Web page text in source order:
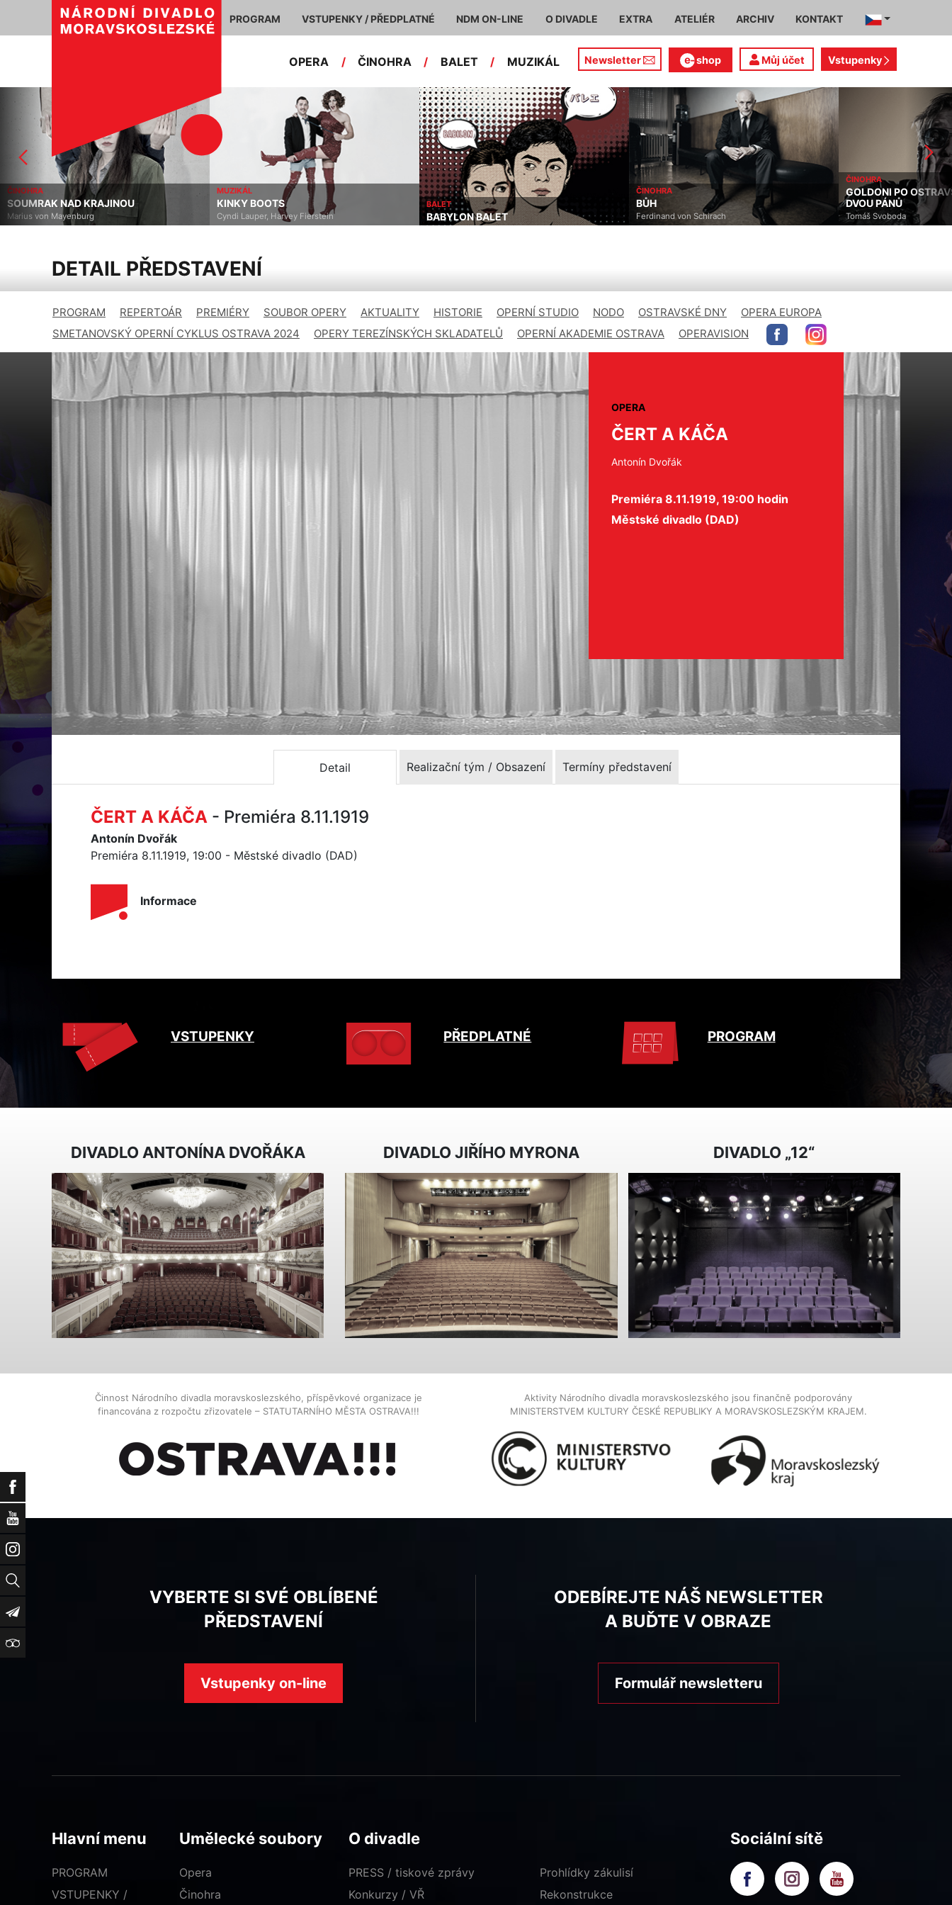
Facebook
YouTube
Instagram
Vyhledat
Newsletter
TripAdvisor
PROGRAM VSTUPENKY / PŘEDPLATNÉ NDM ON-LINE O DIVADLE EXTRA ATELIÉR ARCHIV KONTAKT
OPERA / ČINOHRA / BALET / MUZIKÁL Newsletter shop Můj účet Vstupenky
ČINOHRA
SOUMRAK NAD KRAJINOU
Marius von Mayenburg
MUZIKÁL
KINKY BOOTS
Cyndi Lauper, Harvey Fierstein
BALET
BABYLON BALET
ČINOHRA
BŮH
Ferdinand von Schirach
ČINOHRA
GOLDONI PO
DVOU PÁNŮ
Tomáš Svoboda
DETAIL PŘEDSTAVENÍ
PROGRAM REPERTOÁR PREMIÉRY SOUBOR OPERY AKTUALITY HISTORIE OPERNÍ STUDIO NODO OSTRAVSKÉ DNY
OPERA EUROPA
SMETANOVSKÝ OPERNÍ CYKLUS OSTRAVA 2024
OPERY TEREZÍNSKÝCH SKLADATELŮ OPERNÍ AKADEMIE OSTRAVA OPERAVISION
OPERA
ČERT A KÁČA
Antonín Dvořák
Premiéra 8.11.1919, 19:00 hodin
Městské divadlo (DAD)
Detail Realizační tým / Obsazení Termíny představení
ČERT A KÁČA - Premiéra 8.11.1919
Antonín Dvořák
Premiéra 8.11.1919, 19:00 - Městské divadlo (DAD)
Informace
VSTUPENKY PŘEDPLATNÉ PROGRAM
DIVADLO ANTONÍNA DVOŘÁKA DIVADLO JIŘÍHO MYRONA DIVADLO „12“
Činnost Národního divadla moravskoslezského, příspěvkové organizace je
financována z rozpočtu zřizovatele – STATUTARNÍHO MĚSTA OSTRAVA!!!
Aktivity Národního divadla moravskoslezského jsou finančně podporovány
MINISTERSTVEM KULTURY ČESKÉ REPUBLIKY A MORAVSKOSLEZSKÝM KRAJEM.
VYBERTE SI SVÉ OBLÍBENÉ
PŘEDSTAVENÍ
Vstupenky on-line
ODEBÍREJTE NÁŠ NEWSLETTER
A BUĎTE V OBRAZE
Formulář newsletteru
Hlavní menu
PROGRAM
VSTUPENKY /
Umělecké soubory
Opera
Činohra
O divadle
PRESS / tiskové zprávy
Konkurzy / VŘ
Prohlídky zákulisí
Rekonstrukce
Sociální sítě